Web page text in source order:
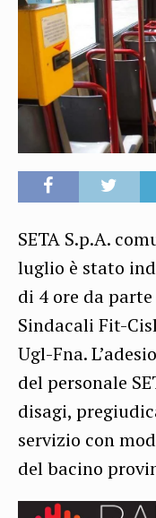
SETA S.p.A.
luglio è stato
di 4 ore da
Sindacali Fit-
Ugl-Fna.
del personale
disagi,
servizio con
del bacino